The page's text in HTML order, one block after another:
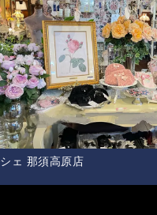
ェ 那須高原店